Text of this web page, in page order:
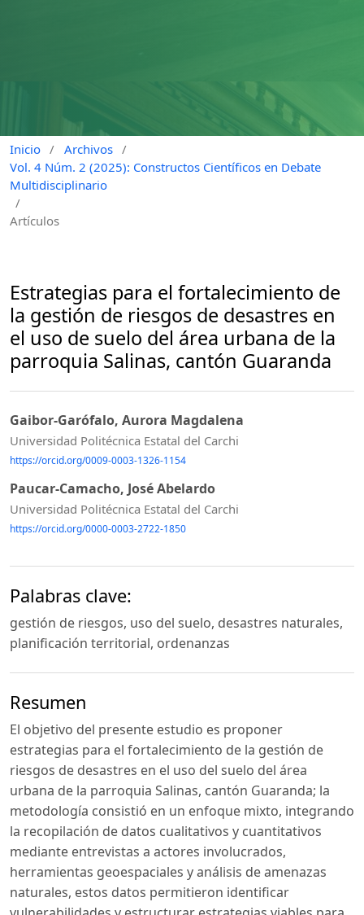
Inicio / Archivos /
Vol. 4 Núm. 2 (2025): Constructos Científicos en Debate
Multidisciplinario
/
Artículos
Estrategias para el fortalecimiento de
la gestión de riesgos de desastres en
el uso de suelo del área urbana de la
parroquia Salinas, cantón Guaranda
Gaibor-Garófalo, Aurora Magdalena
Universidad Politécnica Estatal del Carchi
https://orcid.org/0009-0003-1326-1154
Paucar-Camacho, José Abelardo
Universidad Politécnica Estatal del Carchi
https://orcid.org/0000-0003-2722-1850
Palabras clave:
gestión de riesgos, uso del suelo, desastres naturales,
planificación territorial, ordenanzas
Resumen
El objetivo del presente estudio es proponer
estrategias para el fortalecimiento de la gestión de
riesgos de desastres en el uso del suelo del área
urbana de la parroquia Salinas, cantón Guaranda; la
metodología consistió en un enfoque mixto, integrando
la recopilación de datos cualitativos y cuantitativos
mediante entrevistas a actores involucrados,
herramientas geoespaciales y análisis de amenazas
naturales, estos datos permitieron identificar